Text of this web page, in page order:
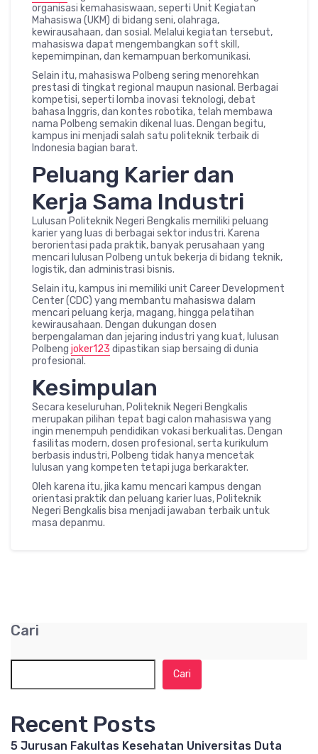
organisasi kemahasiswaan, seperti Unit Kegiatan
Mahasiswa (UKM) di bidang seni, olahraga,
kewirausahaan, dan sosial. Melalui kegiatan tersebut,
mahasiswa dapat mengembangkan soft skill,
kepemimpinan, dan kemampuan berkomunikasi.
Selain itu, mahasiswa Polbeng sering menorehkan
prestasi di tingkat regional maupun nasional. Berbagai
kompetisi, seperti lomba inovasi teknologi, debat
bahasa Inggris, dan kontes robotika, telah membawa
nama Polbeng semakin dikenal luas. Dengan begitu,
kampus ini menjadi salah satu politeknik terbaik di
Indonesia bagian barat.
Peluang Karier dan
Kerja Sama Industri
Lulusan Politeknik Negeri Bengkalis memiliki peluang
karier yang luas di berbagai sektor industri. Karena
berorientasi pada praktik, banyak perusahaan yang
mencari lulusan Polbeng untuk bekerja di bidang teknik,
logistik, dan administrasi bisnis.
Selain itu, kampus ini memiliki unit Career Development
Center (CDC) yang membantu mahasiswa dalam
mencari peluang kerja, magang, hingga pelatihan
kewirausahaan. Dengan dukungan dosen
berpengalaman dan jejaring industri yang kuat, lulusan
Polbeng joker123 dipastikan siap bersaing di dunia
profesional.
Kesimpulan
Secara keseluruhan, Politeknik Negeri Bengkalis
merupakan pilihan tepat bagi calon mahasiswa yang
ingin menempuh pendidikan vokasi berkualitas. Dengan
fasilitas modern, dosen profesional, serta kurikulum
berbasis industri, Polbeng tidak hanya mencetak
lulusan yang kompeten tetapi juga berkarakter.
Oleh karena itu, jika kamu mencari kampus dengan
orientasi praktik dan peluang karier luas, Politeknik
Negeri Bengkalis bisa menjadi jawaban terbaik untuk
masa depanmu.
Cari
Cari
Recent Posts
5 Jurusan Fakultas Kesehatan Universitas Duta